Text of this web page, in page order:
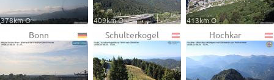
378km O 409km O 413km O
Bonn Schulterkogel Hochkar